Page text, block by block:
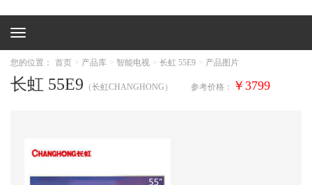
Toggle
您的位置： 首页 产品库 智能电视 长虹 55E9 产品图片
长虹 55E9 （长虹CHANGHONG） 参考价格： ￥3799